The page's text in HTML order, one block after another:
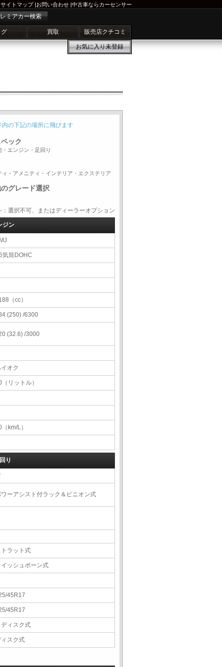
サイトマップ|お問い合わせ |中古車ならカーセンサー
ミアカー検索
買取 販売店クチコミ
お気に入り未登録
内の下記の場所に飛びます
ック
・エンジン・足回り
ィ・アメニティ・インテリア・エクステリア
グレード選択
択不可、またはディーラーオプション
ジン
気筒DOHC
（cc）
(250) /6300
(32.6) /3000
オク
（リットル）
km/L）
り
ーアシスト付ラック＆ピニオン式
ラット式
ッシュボーン式
45R17
45R17
ィスク式
スク式